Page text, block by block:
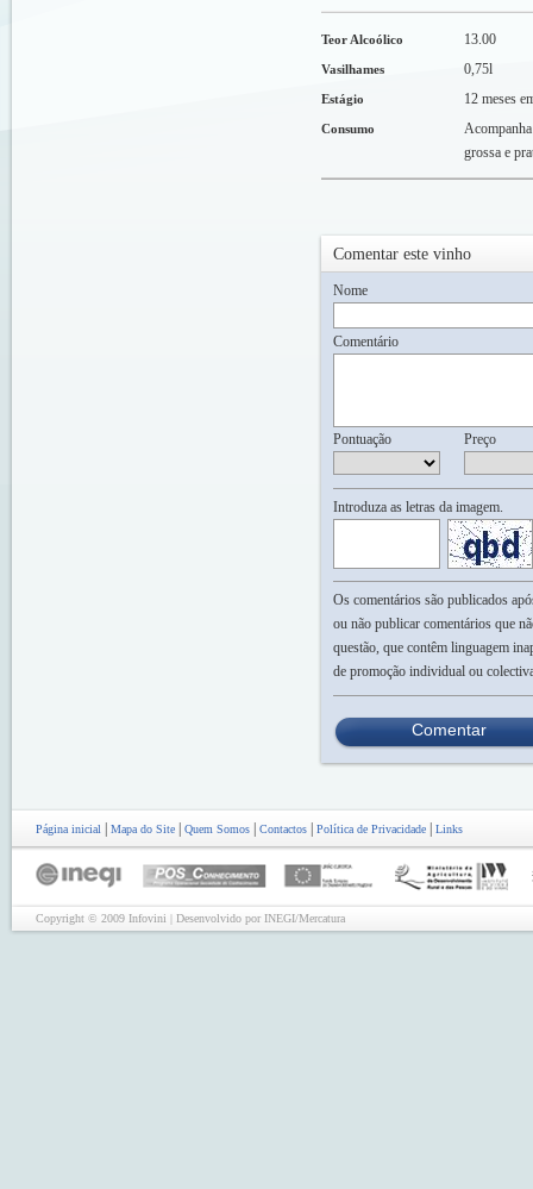
Teor Alcoólico 13.00
Vasilhames 0,75l
Estágio 12 meses
Consumo
grossa e
Comentar este vinho
Nome
Comentário
Pontuação Preço
Introduza as letras da imagem.
Os comentários são publicados
ou não publicar comentários que
questão, que contêm linguagem
de promoção individual ou
Comentar
Página inicial | Mapa do Site | Quem Somos | Contactos | Política de Privacidade | Links
Copyright © 2009 Infovini | Desenvolvido por INEGI/Mercatura